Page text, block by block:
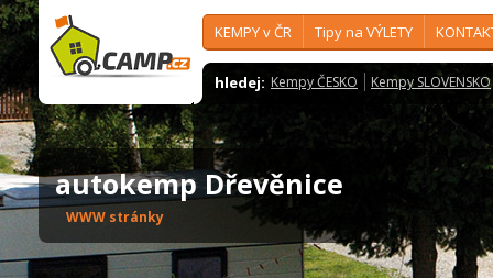
KEMPY v ČR Tipy na VÝLETY
hledej: Kempy ČESKO Kempy SLOVENSKO
autokemp Dřevěnice
WWW stránky